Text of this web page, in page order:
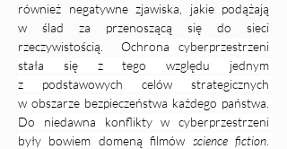
również negatywne zjawiska, jakie podążają
w ślad za przenoszącą się do sieci
rzeczywistością. Ochrona cyberprzestrzeni
stała się z tego względu jednym
z podstawowych celów strategicznych
w obszarze bezpieczeństwa każdego państwa.
Do niedawna konflikty w cyberprzestrzeni
były bowiem domeną filmów science fiction